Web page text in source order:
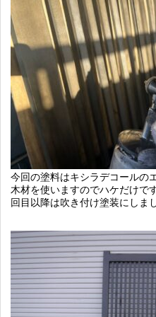
今回の塗料はキシラデコールの
木材を使いますのでハケだけで
回目以降は吹き付け塗装にしまし